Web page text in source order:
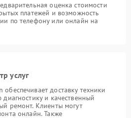
оценка стоимости
платежей и возможность
по телефону или онлайн на
услуг
доставку техники
и качественный
ремонт. Клиенты могут
онлайн. Также